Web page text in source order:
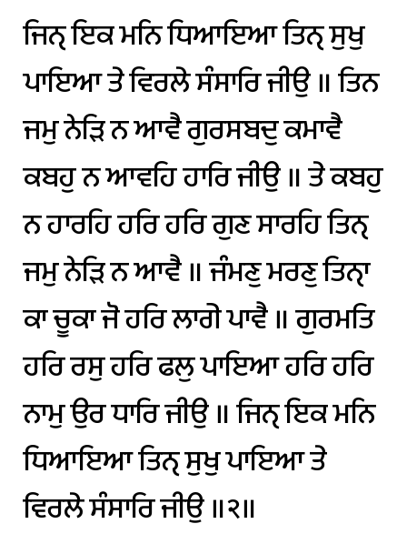
ਜਿਨੑਇਕਮਨਿਧਿਆਇਆਤਿਨੑਸੁਖੁ
ਪਾਇਆਤੇਵਿਰਲੇਸੰਸਾਰਿਜੀਉ॥ਤਿਨ
ਜਮੁਨੇੜਿਨਆਵੈਗੁਰਸਬਦੁਕਮਾਵੈ
ਕਬਹੁਨਆਵਹਿਹਾਰਿਜੀਉ॥ਤੇਕਬਹੁ
ਨਹਾਰਹਿਹਰਿਹਰਿਗੁਣਸਾਰਹਿਤਿਨੑ
ਜਮੁਨੇੜਿਨਆਵੈ॥ਜੰਮਣੁਮਰਣੁਤਿਨੑਾ
ਕਾਚੂਕਾਜੋਹਰਿਲਾਗੇਪਾਵੈ॥ਗੁਰਮਤਿ
ਹਰਿਰਸੁਹਰਿਫਲੁਪਾਇਆਹਰਿਹਰਿ
ਨਾਮੁਉਰਧਾਰਿਜੀਉ॥ਜਿਨੑਇਕਮਨਿ
ਧਿਆਇਆਤਿਨੑਸੁਖੁਪਾਇਆਤੇ
ਵਿਰਲੇਸੰਸਾਰਿਜੀਉ॥੨॥